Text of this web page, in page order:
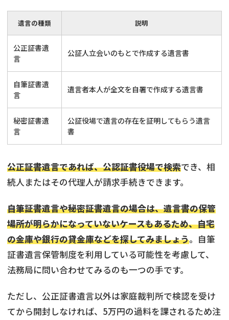
遺言の種類 説明
公正証書遺
言
公証人立会いのもとで作成する遺言書
自筆証書遺
言
遺言者本人が全文を自署で作成する遺言書
秘密証書遺
言
公証役場で遺言の存在を証明してもらう遺言
書
公正証書遺言であれば、公認証書役場で検索でき、相
続人またはその代理人が請求手続きできます。
自筆証書遺言や秘密証書遺言の場合は、遺言書の保管
場所が明らかになっていないケースもあるため、自宅
の金庫や銀行の貸金庫などを探してみましょう。自筆
証書遺言保管制度を利用している可能性を考慮して、
法務局に問い合わせてみるのも一つの手です。
ただし、公正証書遺言以外は家庭裁判所で検認を受け
てから開封しなければ、5万円の過料を課されるため注